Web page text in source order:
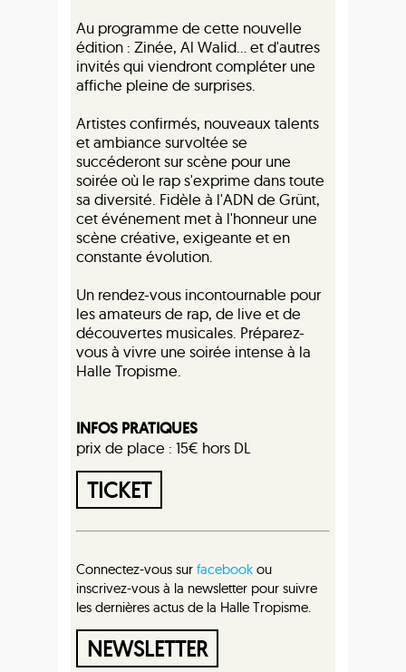
Au programme de cette nouvelle
édition : Zinée, Al Walid… et d'autres
invités qui viendront compléter une
affiche pleine de surprises.
Artistes confirmés, nouveaux talents
et ambiance survoltée se
succéderont sur scène pour une
soirée où le rap s'exprime dans toute
sa diversité. Fidèle à l'ADN de Grünt,
cet événement met à l'honneur une
scène créative, exigeante et en
constante évolution.
Un rendez-vous incontournable pour
les amateurs de rap, de live et de
découvertes musicales. Préparez-
vous à vivre une soirée intense à la
Halle Tropisme.
INFOS PRATIQUES
prix de place : 15€ hors DL
TICKET
Connectez-vous sur facebook ou
inscrivez-vous à la newsletter pour suivre
les dernières actus de la Halle Tropisme.
NEWSLETTER